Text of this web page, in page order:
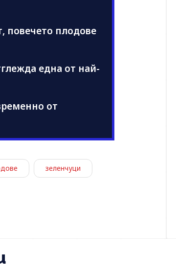
повечето плодове
една от най-
от
зеленчуци